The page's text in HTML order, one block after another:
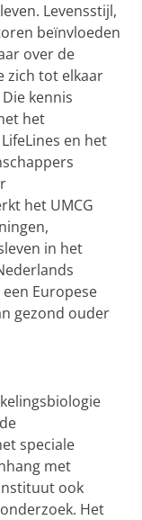
Levensstijl,
beïnvloeden
over de
zich tot elkaar
kennis
het
en het
het UMCG
in het
Europese
gezond ouder
speciale
met
ook
Het